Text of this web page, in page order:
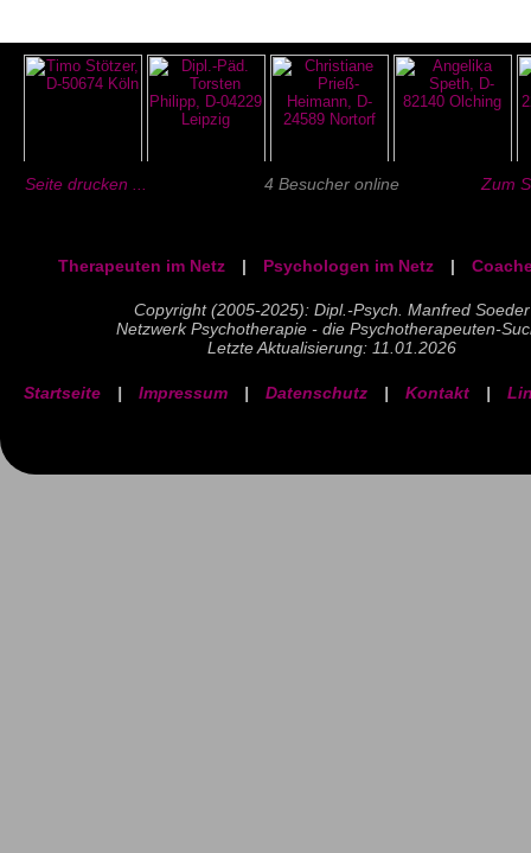
Seite drucken ... 4 Besucher online Zum
Therapeuten im Netz | Psychologen im Netz |
Copyright (2005-2025): Dipl.-Psych. Manfred Soeder
Netzwerk Psychotherapie - die Psychotherapeuten-
Letzte Aktualisierung: 11.01.2026
Startseite | Impressum | Datenschutz | Kontakt |